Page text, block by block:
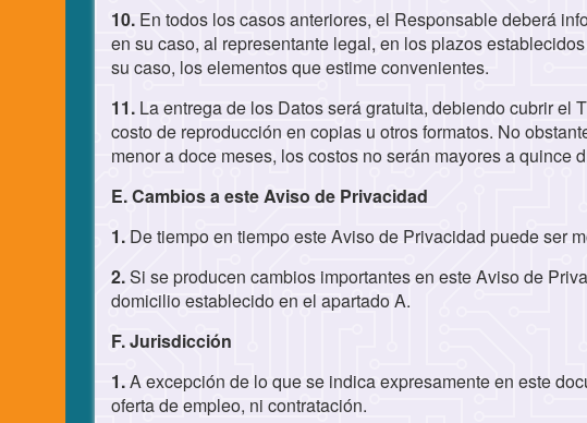
10. En todos los casos anteriores, el Responsable deberá
en su caso, al representante legal, en los plazos
su caso, los elementos que estime convenientes.
11. La entrega de los Datos será gratuita, debiendo cubrir
costo de reproducción en copias u otros formatos. No
menor a doce meses, los costos no serán mayores a quince
E. Cambios a este Aviso de Privacidad
1. De tiempo en tiempo este Aviso de Privacidad puede ser
2.Si se producen cambios importantes en este Aviso de
domicilio establecido en el apartado A.
F. Jurisdicción
1.A excepción de lo que se indica expresamente en este
oferta de empleo, ni contratación.